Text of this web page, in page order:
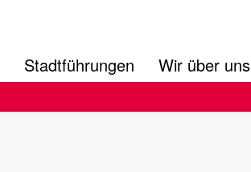
Stadtführungen Wir über uns